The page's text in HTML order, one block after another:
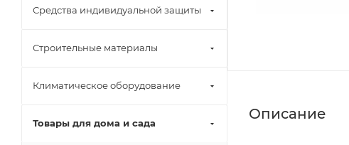
Описание
Средства индивидуальной защиты
Строительные материалы
Климатическое оборудование
Товары для дома и сада